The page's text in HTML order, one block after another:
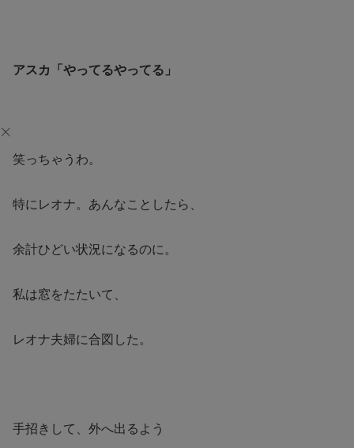
アスカ「やってるやってる」
笑っちゃうわ。
特にレオナ。あんなことしたら、
余計ひどい状況になるのに。
私は窓をたたいて、
レオナ夫婦に合図した。
手招きして、外へ出るよう